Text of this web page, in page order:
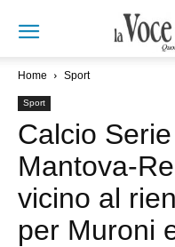
Home Sport
Sport
Calcio
Mantova-
vicino al
per Muroni